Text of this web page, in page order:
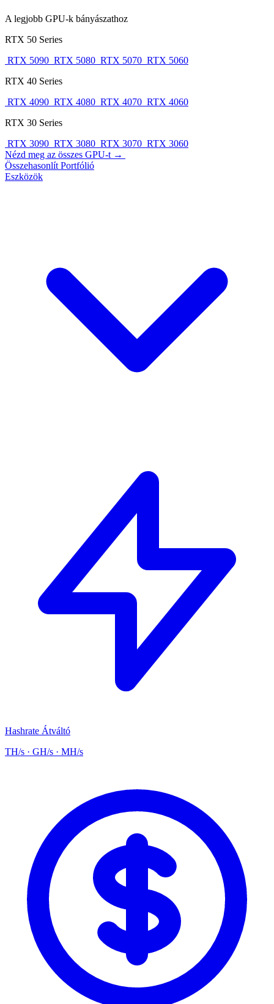
A legjobb GPU-k bányászathoz
RTX 50 Series
RTX 5090 RTX 5080 RTX 5070 RTX 5060
RTX 40 Series
RTX 4090 RTX 4080 RTX 4070 RTX 4060
RTX 30 Series
RTX 3090 RTX 3080 RTX 3070 RTX 3060
Nézd meg az összes GPU-t →
Összehasonlít Portfólió
Eszközök
Hashrate Átváltó
TH/s · GH/s · MH/s